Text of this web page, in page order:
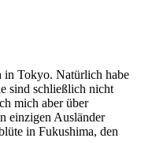
in Tokyo. Natürlich habe
sind schließlich nicht
mich aber über
einzigen Ausländer
in Fukushima, den